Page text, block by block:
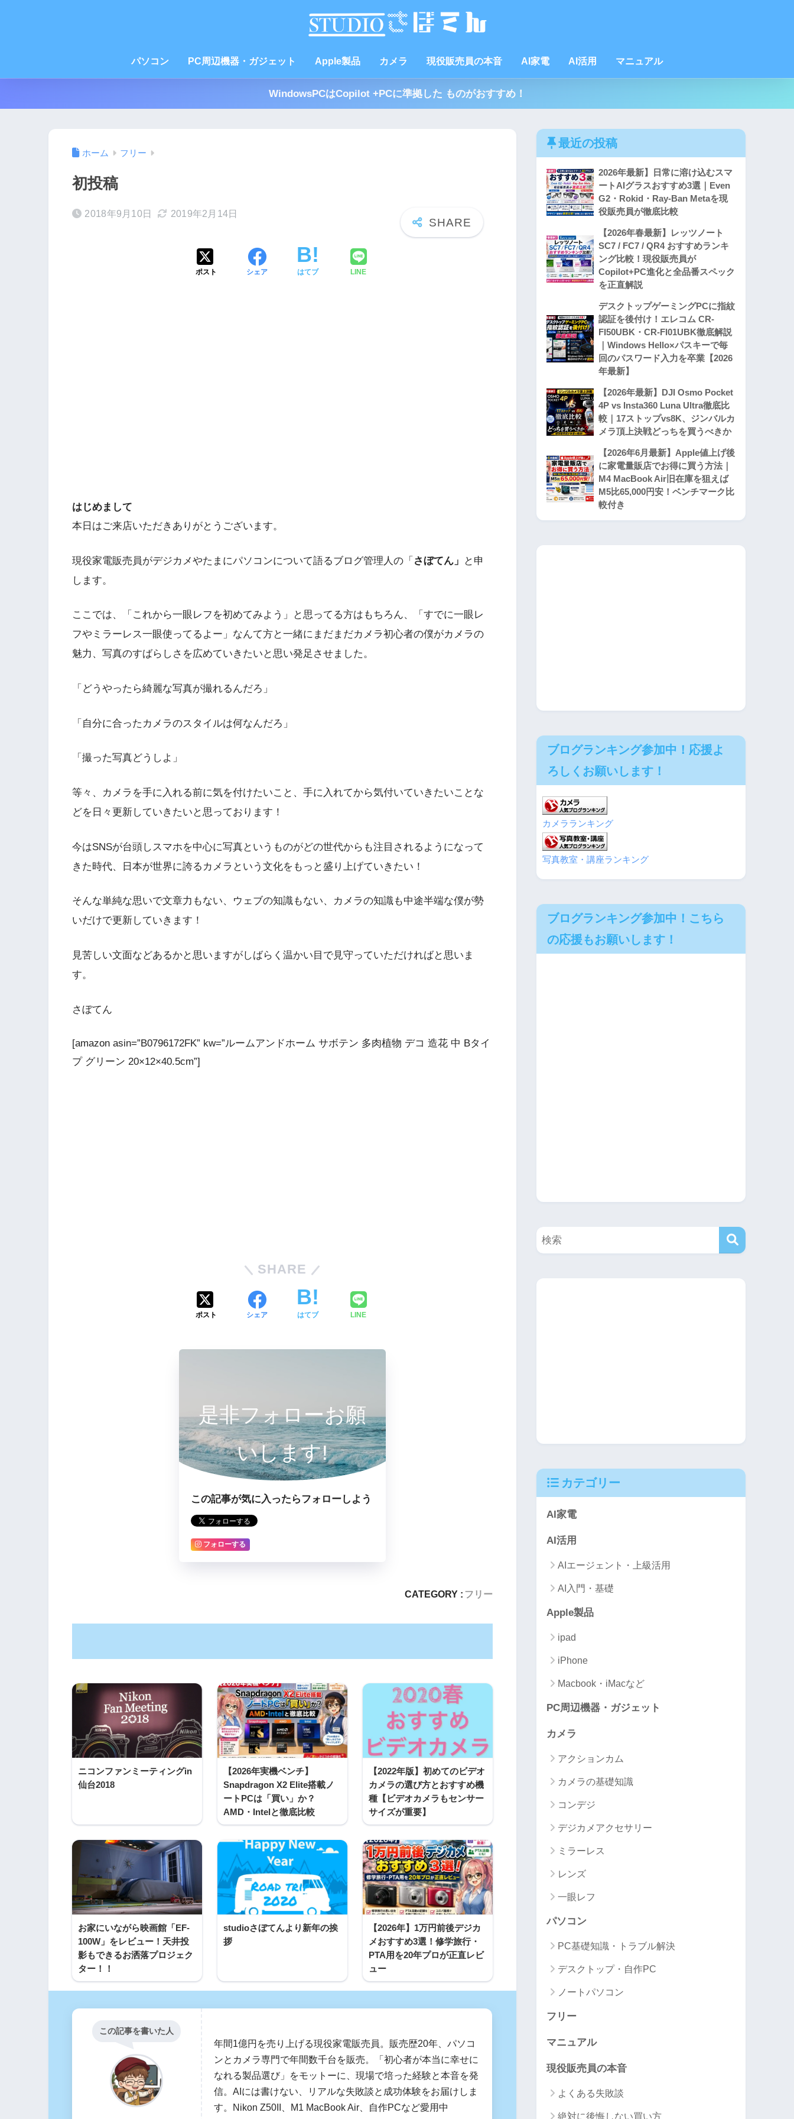
パソコン PC周辺機器・ガジェット Apple製品 カメラ 現役販売員の本音 AI家電 AI活用 マニュアル
WindowsPCはCopilot +PCに準拠した ものがおすすめ！
ホーム フリー
初投稿
2018年9月10日 2019年2月14日
ポスト シェア はてブ LINE
はじめまして
本日はご来店いただきありがとうございます。
現役家電販売員がデジカメやたまにパソコンについて語るブログ管理人の「 さぼてん」
と申
します。
ここでは、「これから一眼レフを初めてみよう」と思ってる方はもちろん、「すでに一眼レ
フやミラーレス一眼使ってるよー」なんて方と一緒にまだまだカメラ初心者の僕がカメラの
魅力、写真のすばらしさを広めていきたいと思い発足させました。
「どうやったら綺麗な写真が撮れるんだろ」
「自分に合ったカメラのスタイルは何なんだろ」
「撮った写真どうしよ」
等々、カメラを手に入れる前に気を付けたいこと、手に入れてから気付いていきたいことな
どを日々更新していきたいと思っております！
今はSNSが台頭しスマホを中心に写真というものがどの世代からも注目されるようになって
きた時代、日本が世界に誇るカメラという文化をもっと盛り上げていきたい！
そんな単純な思いで文章力もない、ウェブの知識もない、カメラの知識も中途半端な僕が勢
いだけで更新していきます！
見苦しい文面などあるかと思いますがしばらく温かい目で見守っていただければと思いま
す。
さぼてん
[amazon asin=”B0796172FK” kw=”ルームアンドホーム サボテン 多肉植物 デコ 造花 中 Bタイ
プ グリーン 20×12×40.5cm”]
SHARE
ポスト シェア はてブ LINE
是非フォローお願
いします!
この記事が気に入ったらフォローしよう
フォローする
CATEGORY : フリー
ニコンファンミーティングin
仙台2018
【2026年実機ベンチ】
Snapdragon X2 Elite搭載ノ
ートPCは「買い」か？
AMD・Intelと徹底比較
【2022年版】初めてのビデオ
カメラの選び方とおすすめ機
種【ビデオカメラもセンサー
サイズが重要】
お家にいながら映画館「EF-
100W」をレビュー！天井投
影もできるお洒落プロジェク
ター！！
studioさぼてんより新年の挨
拶
【2026年】1万円前後デジカ
メおすすめ3選！修学旅行・
PTA用を20年プロが正直レビ
ュー
この記事を書いた人
年間1億円を売り上げる現役家電販売員。販売歴20年、パソコ
ンとカメラ専門で年間数千台を販売。「初心者が本当に幸せに
なれる製品選び」をモットーに、現場で培った経験と本音を発
信。AIには書けない、リアルな失敗談と成功体験をお届けしま
す。Nikon Z50II、M1 MacBook Air、自作PCなど愛用中
最近の投稿
2026年最新】日常に溶け込むスマ
ートAIグラスおすすめ3選｜Even
G2・Rokid・Ray-Ban Metaを現
役販売員が徹底比較
【2026年春最新】レッツノート
SC7 / FC7 / QR4 おすすめランキ
ング比較！現役販売員が
Copilot+PC進化と全品番スペック
を正直解説
デスクトップゲーミングPCに指紋
認証を後付け！エレコム CR-
FI50UBK・CR-FI01UBK徹底解説
｜Windows Hello×パスキーで毎
回のパスワード入力を卒業【2026
年最新】
【2026年最新】DJI Osmo Pocket
4P vs Insta360 Luna Ultra徹底比
較｜17ストップvs8K、ジンバルカ
メラ頂上決戦どっちを買うべきか
【2026年6月最新】Apple値上げ後
に家電量販店でお得に買う方法｜
M4 MacBook Air旧在庫を狙えば
M5比65,000円安！ベンチマーク比
較付き
ブログランキング参加中！応援よ
ろしくお願いします！
カメラランキング
写真教室・講座ランキング
ブログランキング参加中！こちら
の応援もお願いします！
カテゴリー
AI家電
AI活用
AIエージェント・上級活用
AI入門・基礎
Apple製品
ipad
iPhone
Macbook・iMacなど
PC周辺機器・ガジェット
カメラ
アクションカム
カメラの基礎知識
コンデジ
デジカメアクセサリー
ミラーレス
レンズ
一眼レフ
パソコン
PC基礎知識・トラブル解決
デスクトップ・自作PC
ノートパソコン
フリー
マニュアル
現役販売員の本音
よくある失敗談
絶対に後悔しない買い方